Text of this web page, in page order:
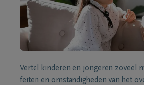
Vertel kinderen en jongeren zoveel
feiten en omstandigheden van het